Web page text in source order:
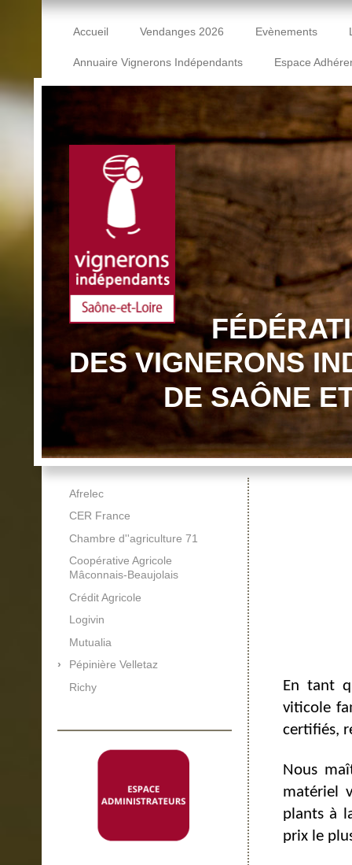
Accueil Vendanges 2026 Evènements
Annuaire Vignerons Indépendants Espace
DES VIGNERONS
DE SAÔNE
En tant
viticole
certifiés,
Nous
matériel
plants à
prix le
Afrelec
CER France
Chambre d''agriculture 71
Coopérative Agricole
Mâconnais-Beaujolais
Crédit Agricole
Logivin
Mutualia
Pépinière Velletaz
Richy